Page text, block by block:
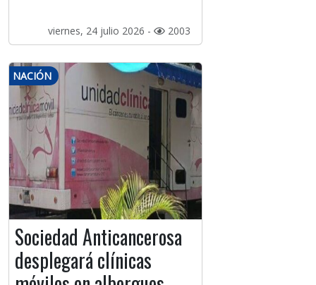
viernes, 24 julio 2026 - 2003
NACIÓN
Sociedad Anticancerosa
desplegará clínicas